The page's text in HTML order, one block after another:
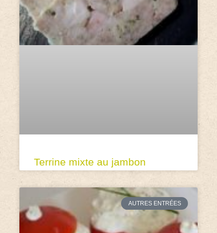
Terrine mixte au jambon
AUTRES ENTRÉES